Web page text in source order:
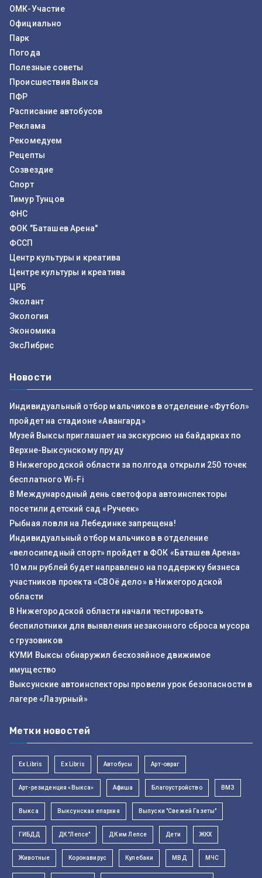
ОМК-Участие
Официально
Парк
Погода
Полезные советы
Происшествия Выкса
ПФР
Расписание автобусов
Реклама
Рекомедуем
Рецепты
Созвездие
Спорт
Тимур Тунцов
ФНС
ФОК "Баташев Арена"
ФССП
Центр культуры и креатива
Центре культуры и креатива
ЦРБ
Эколант
Экология
Экономика
ЭксЛибрис
Новости
Индивидуальный отбор мальчиков в отделение «Футбол»
пройдет на стадионе «Авангард»
Музей Выксы приглашает на экскурсию на байдарках по
Верхне-Выксунскому пруду
В Нижегородской области за полгода открыли 250 точек
бесплатного Wi-Fi
В Международный день светофора автоинспекторы
посетили детский сад «Ручеек»
Рыбная ловля на Лебединке запрещена!
Индивидуальный отбор мальчиков в отделение
«велосипедный спорт» пройдет в ФОК «Баташев Арена»
10 млн рублей будет направлено на поддержку бизнеса
участников проекта «СВОё дело» в Нижегородской
области
В Нижегородской области начали тестировать
беспилотники для выявления незаконного сброса мусора
с грузовиков
КУМИ Выксы обнаружил бесхозяйное движимое
имущество
Выксунские автоинспекторы провели урок безопасности в
лагере «Лазурный»
Метки новостей
Ex Libris Ex Libris Автобусы Арт-овраг
Арт-резиденция «Выкса» Афиша Благоустройство ВМЗ
Выкса Выксунская епархия Выпуски "Свежей Газеты"
ГИБДД ДК "Лепсе" ДК им Лепсе Дети ЖКХ
Животные Коронавирус Кулебаки МВД МЧС